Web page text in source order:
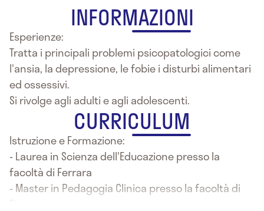
INFORMAZIONI
Esperienze:
Tratta i principali problemi psicopatologici come
l'ansia, la depressione, le fobie i disturbi alimentari
ed ossessivi.
Si rivolge agli adulti e agli adolescenti.
CURRICULUM
Istruzione e Formazione:
- Laurea in Scienza dell'Educazione presso la
facoltà di Ferrara
- Master in Pedagogia Clinica presso la facoltà di